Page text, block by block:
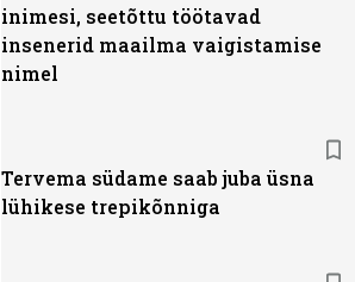
inimesi, seetõttu töötavad
insenerid maailma vaigistamise
nimel
Tervema südame saab juba üsna
lühikese trepikõnniga